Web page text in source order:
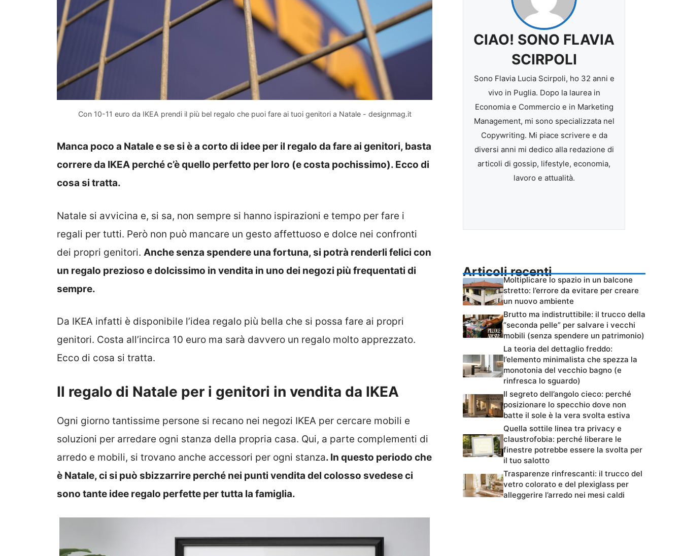
Con 10-11 euro da IKEA prendi il più bel regalo che puoi fare ai tuoi genitori a Natale - designmag.it
Manca poco a Natale e se si è a corto di idee per il regalo da fare ai genitori, basta
correre da IKEA perché c’è quello perfetto per loro (e costa pochissimo). Ecco di
cosa si tratta.
Natale si avvicina e, si sa, non sempre si hanno ispirazioni e tempo per fare i
regali per tutti. Però non può mancare un gesto affettuoso e dolce nei confronti
dei propri genitori. Anche senza spendere una fortuna, si potrà renderli felici con
un regalo prezioso e dolcissimo in vendita in uno dei negozi più frequentati di
sempre.
Da IKEA infatti è disponibile l’idea regalo più bella che si possa fare ai propri
genitori. Costa all’incirca 10 euro ma sarà davvero un regalo molto apprezzato.
Ecco di cosa si tratta.
Il regalo di Natale per i genitori in vendita da IKEA
Ogni giorno tantissime persone si recano nei negozi IKEA per cercare mobili e
soluzioni per arredare ogni stanza della propria casa. Qui, a parte complementi di
arredo e mobili, si trovano anche accessori per ogni stanza. In questo periodo che
è Natale, ci si può sbizzarrire perché nei punti vendita del colosso svedese ci
sono tante idee regalo perfette per tutta la famiglia.
CIAO! SONO FLAVIA
SCIRPOLI
Sono Flavia Lucia Scirpoli, ho 32 anni e
vivo in Puglia. Dopo la laurea in
Economia e Commercio e in Marketing
Management, mi sono specializzata nel
Copywriting. Mi piace scrivere e da
diversi anni mi dedico alla redazione di
articoli di gossip, lifestyle, economia,
lavoro e attualità.
Articoli recenti
Moltiplicare lo spazio in un balcone
stretto: l’errore da evitare per creare
un nuovo ambiente
Brutto ma indistruttibile: il trucco della
“seconda pelle” per salvare i vecchi
mobili (senza spendere un patrimonio)
La teoria del dettaglio freddo:
l’elemento minimalista che spezza la
monotonia del vecchio bagno (e
rinfresca lo sguardo)
Il segreto dell’angolo cieco: perché
posizionare lo specchio dove non
batte il sole è la vera svolta estiva
Quella sottile linea tra privacy e
claustrofobia: perché liberare le
finestre potrebbe essere la svolta per
il tuo salotto
Trasparenze rinfrescanti: il trucco del
vetro colorato e del plexiglass per
alleggerire l’arredo nei mesi caldi